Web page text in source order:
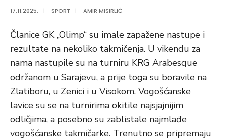
17.11.2025. | SPORT | AMIR MISIRLIĆ
Članice GK „Olimp“ su imale zapažene nastupe i
rezultate na nekoliko takmičenja. U vikendu za
nama nastupile su na turniru KRG Arabesque
održanom u Sarajevu, a prije toga su boravile na
Zlatiboru, u Zenici i u Visokom. Vogošćanske
lavice su se na turnirima okitile najsjajnijim
odličjima, a posebno su zablistale najmlađe
vogošćanske takmičarke. Trenutno se pripremaju